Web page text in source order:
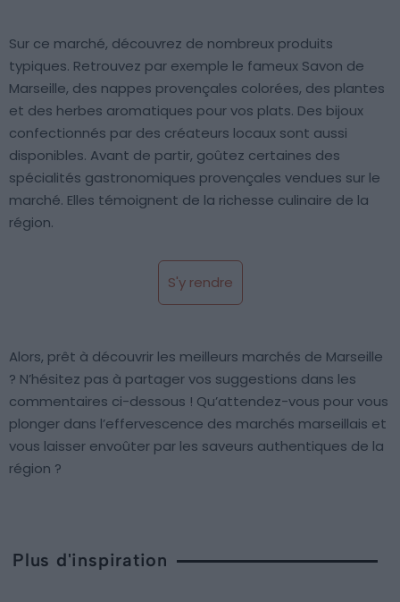
Sur ce marché, découvrez de nombreux produits
typiques. Retrouvez par exemple le fameux Savon de
Marseille, des nappes provençales colorées, des plantes
et des herbes aromatiques pour vos plats. Des bijoux
confectionnés par des créateurs locaux sont aussi
disponibles. Avant de partir, goûtez certaines des
spécialités gastronomiques provençales vendues sur le
marché. Elles témoignent de la richesse culinaire de la
région.
S'y rendre
Alors, prêt à découvrir les meilleurs marchés de Marseille
? N’hésitez pas à partager vos suggestions dans les
commentaires ci-dessous ! Qu’attendez-vous pour vous
plonger dans l’effervescence des marchés marseillais et
vous laisser envoûter par les saveurs authentiques de la
région ?
Plus d'inspiration